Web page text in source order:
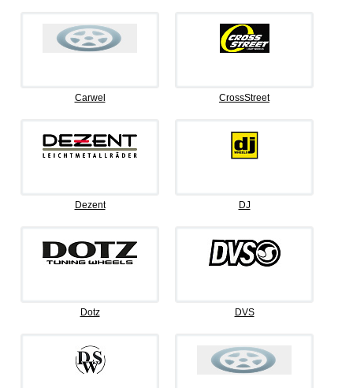
Carwel CrossStreet
Dezent DJ
Dotz DVS